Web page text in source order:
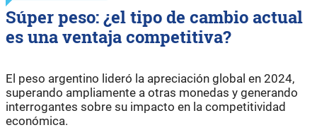
Súper peso: ¿el tipo de cambio actual
es una ventaja competitiva?
El peso argentino lideró la apreciación global en 2024,
superando ampliamente a otras monedas y generando
interrogantes sobre su impacto en la competitividad
económica.